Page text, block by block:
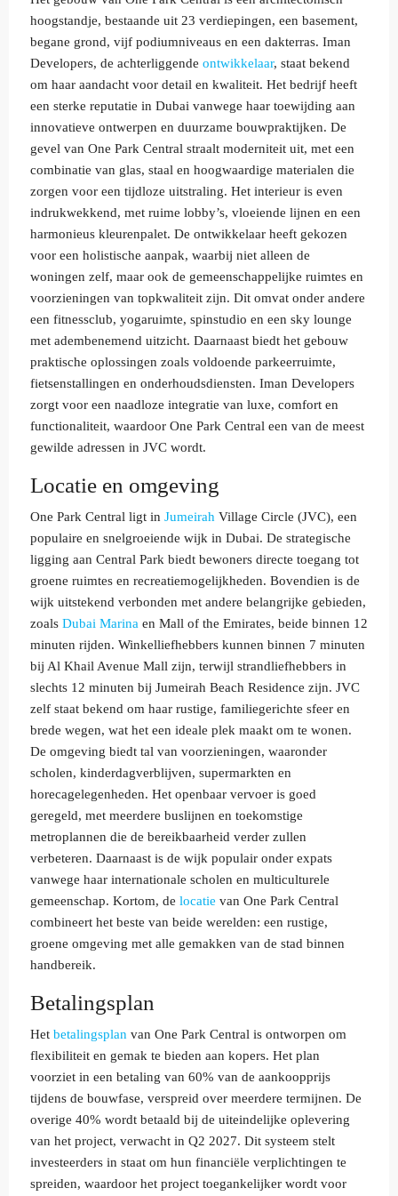
hoogstandje, bestaande uit 23 verdiepingen, een basement,
begane grond, vijf podiumniveaus en een dakterras. Iman
Developers, de achterliggende ontwikkelaar, staat bekend
om haar aandacht voor detail en kwaliteit. Het bedrijf heeft
een sterke reputatie in Dubai vanwege haar toewijding aan
innovatieve ontwerpen en duurzame bouwpraktijken. De
gevel van One Park Central straalt moderniteit uit, met een
combinatie van glas, staal en hoogwaardige materialen die
zorgen voor een tijdloze uitstraling. Het interieur is even
indrukwekkend, met ruime lobby’s, vloeiende lijnen en een
harmonieus kleurenpalet. De ontwikkelaar heeft gekozen
voor een holistische aanpak, waarbij niet alleen de
woningen zelf, maar ook de gemeenschappelijke ruimtes en
voorzieningen van topkwaliteit zijn. Dit omvat onder andere
een fitnessclub, yogaruimte, spinstudio en een sky lounge
met adembenemend uitzicht. Daarnaast biedt het gebouw
praktische oplossingen zoals voldoende parkeerruimte,
fietsenstallingen en onderhoudsdiensten. Iman Developers
zorgt voor een naadloze integratie van luxe, comfort en
functionaliteit, waardoor One Park Central een van de meest
gewilde adressen in JVC wordt.
Locatie en omgeving
One Park Central ligt in Jumeirah Village Circle (JVC), een
populaire en snelgroeiende wijk in Dubai. De strategische
ligging aan Central Park biedt bewoners directe toegang tot
groene ruimtes en recreatiemogelijkheden. Bovendien is de
wijk uitstekend verbonden met andere belangrijke gebieden,
zoals Dubai Marina en Mall of the Emirates, beide binnen 12
minuten rijden. Winkelliefhebbers kunnen binnen 7 minuten
bij Al Khail Avenue Mall zijn, terwijl strandliefhebbers in
slechts 12 minuten bij Jumeirah Beach Residence zijn. JVC
zelf staat bekend om haar rustige, familiegerichte sfeer en
brede wegen, wat het een ideale plek maakt om te wonen.
De omgeving biedt tal van voorzieningen, waaronder
scholen, kinderdagverblijven, supermarkten en
horecagelegenheden. Het openbaar vervoer is goed
geregeld, met meerdere buslijnen en toekomstige
metroplannen die de bereikbaarheid verder zullen
verbeteren. Daarnaast is de wijk populair onder expats
vanwege haar internationale scholen en multiculturele
gemeenschap. Kortom, de locatie van One Park Central
combineert het beste van beide werelden: een rustige,
groene omgeving met alle gemakken van de stad binnen
handbereik.
Betalingsplan
Het betalingsplan van One Park Central is ontworpen om
flexibiliteit en gemak te bieden aan kopers. Het plan
voorziet in een betaling van 60% van de aankoopprijs
tijdens de bouwfase, verspreid over meerdere termijnen. De
overige 40% wordt betaald bij de uiteindelijke oplevering
van het project, verwacht in Q2 2027. Dit systeem stelt
investeerders in staat om hun financiële verplichtingen te
spreiden, waardoor het project toegankelijker wordt voor